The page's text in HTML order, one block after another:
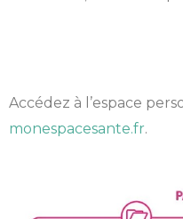
Accédez à l’espace
monespacesante.fr.